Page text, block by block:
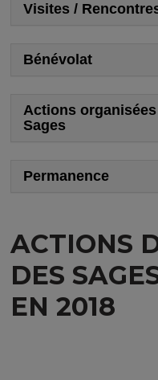
Visites /
Bénévolat
Actions
Sages
Permanence
ACTIONS
DES
EN 2018